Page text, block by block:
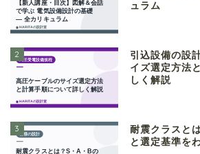
ュラム
2
引込設備の設
イズ選定方法
しく解説
3
耐震クラスと
と選定基準を